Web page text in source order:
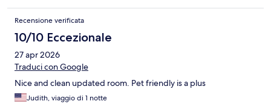
Recensione verificata
10/10 Eccezionale
27 apr 2026
Traduci con Google
Nice and clean updated room. Pet friendly is a plus
Judith, viaggio di 1 notte